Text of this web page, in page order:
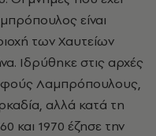
είναι
των Χαυτείων
Ιδρύθηκε στις αρχές
Λαμπρόπουλους,
αλλά κατά τη
και 1970 έζησε την